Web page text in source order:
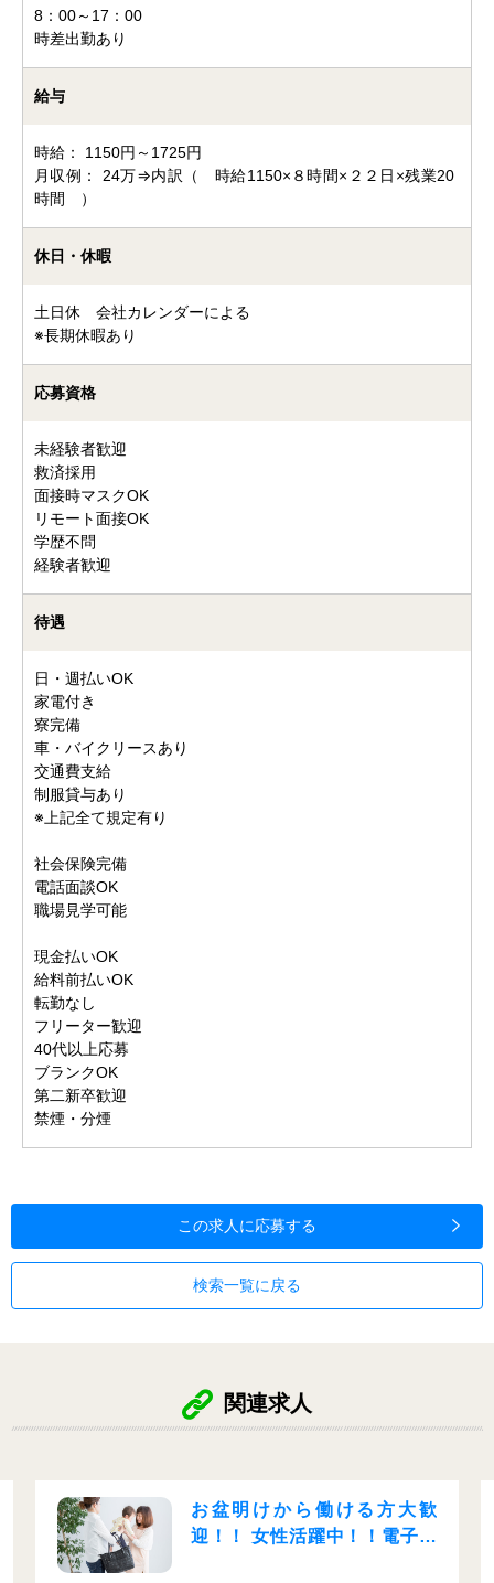
8：00～17：00
時差出勤あり
給与
時給： 1150円～1725円
月収例： 24万⇒内訳（ 時給1150×８時間×２２日×残業20
時間 ）
休日・休暇
土日休 会社カレンダーによる
※長期休暇あり
応募資格
未経験者歓迎
救済採用
面接時マスクOK
リモート面接OK
学歴不問
経験者歓迎
待遇
日・週払いOK
家電付き
寮完備
車・バイクリースあり
交通費支給
制服貸与あり
※上記全て規定有り
社会保険完備
電話面談OK
職場見学可能
現金払いOK
給料前払いOK
転勤なし
フリーター歓迎
40代以上応募
ブランクOK
第二新卒歓迎
禁煙・分煙
この求人に応募する
検索一覧に戻る
関連求人
大歓
電子部
急募！！女性大活躍◎軽
◎夜勤専属◎残業少なめ